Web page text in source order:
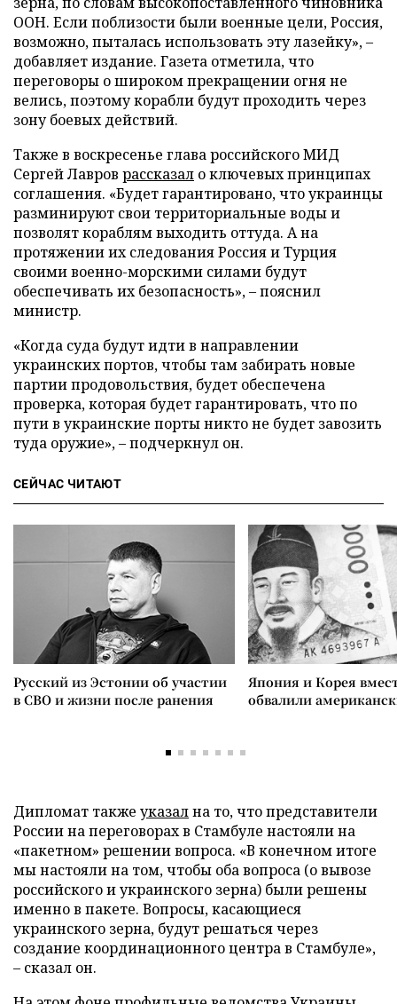
ООН. Если поблизости были военные цели, Россия,
возможно, пыталась использовать эту лазейку», –
добавляет издание. Газета отметила, что
переговоры о широком прекращении огня не
велись, поэтому корабли будут проходить через
зону боевых действий.
Также в воскресенье глава российского МИД
Сергей Лавров рассказал о ключевых принципах
соглашения. «Будет гарантировано, что украинцы
разминируют свои территориальные воды и
позволят кораблям выходить оттуда. А на
протяжении их следования Россия и Турция
своими военно-морскими силами будут
обеспечивать их безопасность», – пояснил
министр.
«Когда суда будут идти в направлении
украинских портов, чтобы там забирать новые
партии продовольствия, будет обеспечена
проверка, которая будет гарантировать, что по
пути в украинские порты никто не будет завозить
туда оружие», – подчеркнул он.
СЕЙЧАС ЧИТАЮТ
Русский из Эстонии об участии
в СВО и жизни после ранения
Япония и Корея
обвалили
Дипломат также указална то, что представители
России на переговорах в Стамбуле настояли на
«пакетном» решении вопроса. «В конечном итоге
мы настояли на том, чтобы оба вопроса (о вывозе
российского и украинского зерна) были решены
именно в пакете. Вопросы, касающиеся
украинского зерна, будут решаться через
создание координационного центра в Стамбуле»,
– сказал он.